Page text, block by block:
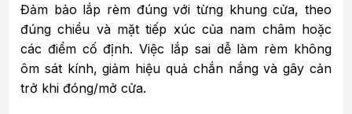
Đảm bảo lắp rèm đúng với từng khung cửa, theo
đúng chiều và mặt tiếp xúc của nam châm hoặc
các điểm cố định. Việc lắp sai dễ làm rèm không
ôm sát kính, giảm hiệu quả chắn nắng và gây cản
trở khi đóng/mở cửa.